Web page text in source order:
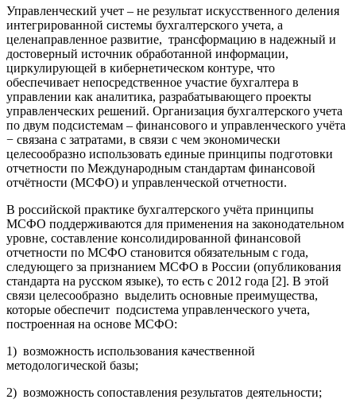
Управленческий учет – не результат искусственного деления
интегрированной системы бухгалтерского учета, а
целенаправленное развитие, трансформацию в надежный и
достоверный источник обработанной информации,
циркулирующей в кибернетическом контуре, что
обеспечивает непосредственное участие бухгалтера в
управлении как аналитика, разрабатывающего проекты
управленческих решений. Организация бухгалтерского учета
по двум подсистемам – финансового и управленческого учёта
− связана с затратами, в связи с чем экономически
целесообразно использовать единые принципы подготовки
отчетности по Международным стандартам финансовой
отчётности (МСФО) и управленческой отчетности.
В российской практике бухгалтерского учёта принципы
МСФО поддерживаются для применения на законодательном
уровне, составление консолидированной финансовой
отчетности по МСФО становится обязательным с года,
следующего за признанием МСФО в России (опубликования
стандарта на русском языке), то есть с 2012 года [2]. В этой
связи целесообразно выделить основные преимущества,
которые обеспечит подсистема управленческого учета,
построенная на основе МСФО:
1) возможность использования качественной
методологической базы;
2) возможность сопоставления результатов деятельности;